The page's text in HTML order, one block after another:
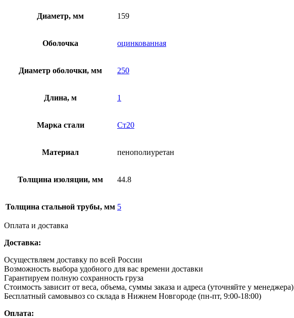
Диаметр, мм 159
Оболочка оцинкованная
Диаметр оболочки, мм 250
Длина, м 1
Марка стали Ст20
Материал пенополиуретан
Толщина изоляции, мм 44.8
Толщина стальной трубы, мм 5
Оплата и доставка
Доставка:
Осуществляем доставку по всей России
Возможность выбора удобного для вас времени доставки
Гарантируем полную сохранность груза
Стоимость зависит от веса, объема, суммы заказа и адреса (уточняйте у менеджера)
Бесплатный самовывоз со склада в Нижнем Новгороде (пн-пт, 9:00-18:00)
Оплата: